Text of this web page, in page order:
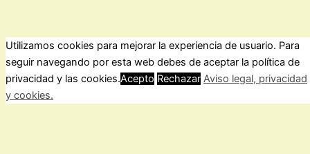
ForoComprasOnline Copyright © 2026 |Privacidad
Utilizamos cookies para mejorar la experiencia de usuario. Para
seguir navegando por esta web debes de aceptar la política de
privacidad y las cookies.Acepto Rechazar Aviso legal, privacidad
y cookies.